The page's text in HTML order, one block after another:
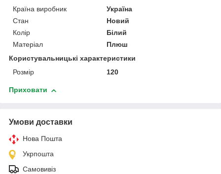
Країна виробник
Україна
Стан
Новий
Колір
Білий
Матеріал
Плюш
Користувальницькі характеристики
Розмір
120
Приховати
Умови доставки
Нова Пошта
Укрпошта
Самовивіз